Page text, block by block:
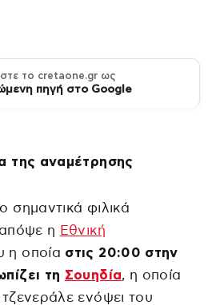
το cretaone.gr ως
πηγή στο Google
της αναμέτρησης
φιλικά
απόψε η Εθνική
η οποία στις 20:00 στην
τη Σουηδία, η οποία
ενόψει του